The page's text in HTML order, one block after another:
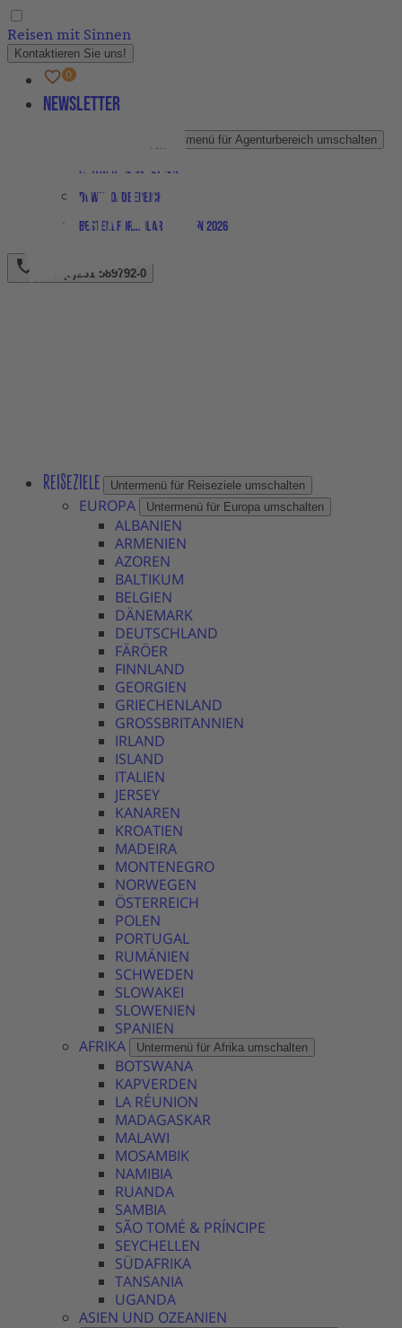
Reisen mit Sinnen
Kontaktieren Sie uns!
Newsletter
Untermenü für Agenturbereich umschalten
Downloadbereich
Bestellformular Magazin 2026
+49 (0)231 589792-0
REISEZIELE Untermenü für Reiseziele umschalten
EUROPA Untermenü für Europa umschalten
ALBANIEN
ARMENIEN
AZOREN
BALTIKUM
BELGIEN
DÄNEMARK
DEUTSCHLAND
FÄRÖER
FINNLAND
GEORGIEN
GRIECHENLAND
GROSSBRITANNIEN
IRLAND
ISLAND
ITALIEN
JERSEY
KANAREN
KROATIEN
MADEIRA
MONTENEGRO
NORWEGEN
ÖSTERREICH
POLEN
PORTUGAL
RUMÄNIEN
SCHWEDEN
SLOWAKEI
SLOWENIEN
SPANIEN
AFRIKA
Untermenü für Afrika umschalten
BOTSWANA
KAPVERDEN
LA RÉUNION
MADAGASKAR
MALAWI
MOSAMBIK
NAMIBIA
RUANDA
SAMBIA
SÃO TOMÉ & PRÍNCIPE
SEYCHELLEN
SÜDAFRIKA
TANSANIA
UGANDA
ASIEN UND OZEANIEN